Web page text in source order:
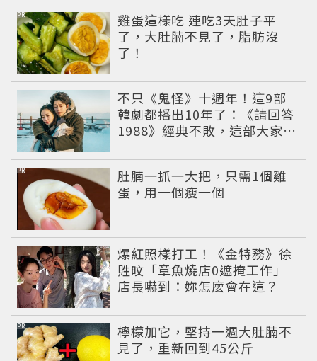
雞蛋這樣吃 連吃3天肚子平
了，大肚腩不見了，脂肪沒
了！
PR
不只《鬼怪》十週年！這9部
韓劇都播出10年了：《請回答
1988》經典不敗，這部大家狂
肚腩一抓一大把，只需1個雞
蛋，用一個瘦一個
PR
爆紅照樣打工！《金特務》徐
貹旼「章魚燒店0遮掩工作」
店長嚇到：妳怎麼會在這？
檸檬加它，堅持一週大肚腩不
見了，重新回到45公斤
PR